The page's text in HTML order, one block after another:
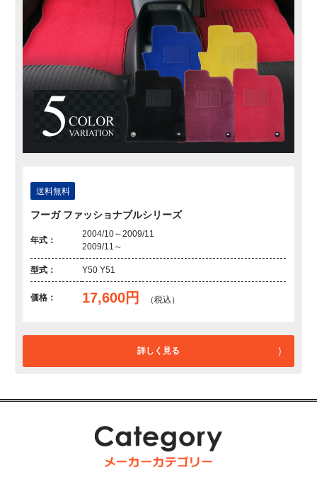
送料無料
フーガ ファッショナブルシリーズ
年式：
2004/10～2009/11
2009/11～
型式： Y50 Y51
価格： 17,600円 （税込）
詳しく見る